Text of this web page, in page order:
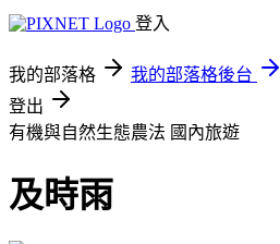
登入
我的部落格 我的部落格後台
登出
有機與自然生態農法 國內旅遊
及時雨